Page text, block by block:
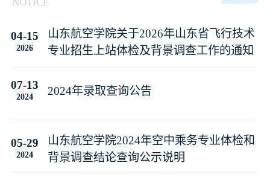
04-15
2026
山东航空学院关于2026年山东省飞行技术
专业招生上站体检及背景调查工作的通知
07-13
2024 2024年录取查询公告
05-29
2024
山东航空学院2024年空中乘务专业体检和
背景调查结论查询公示说明